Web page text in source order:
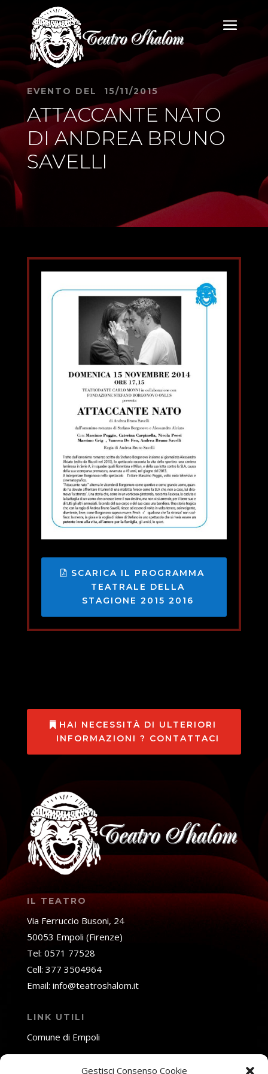
Gestisci Consenso Cookie
EVENTO DEL 15/11/2015
ATTACCANTE NATO
DI ANDREA BRUNO
SAVELLI
SCARICA IL PROGRAMMA
TEATRALE DELLA
STAGIONE 2015 2016
HAI NECESSITÀ DI ULTERIORI
INFORMAZIONI ? CONTATTACI
IL TEATRO
Via Ferruccio Busoni, 24
50053 Empoli (Firenze)
Tel: 0571 77528
Cell: 377 3504964
Email: info@teatroshalom.it
LINK UTILI
Comune di Empoli